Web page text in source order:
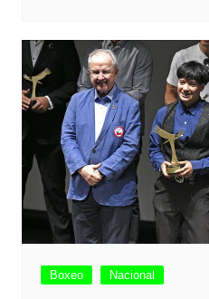
Boxeo Nacional